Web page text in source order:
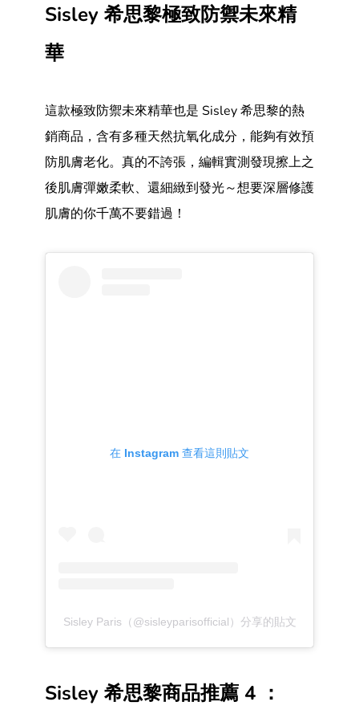
Sisley 希思黎極致防禦未來精
華
這款極致防禦未來精華也是 Sisley 希思黎的熱
銷商品，含有多種天然抗氧化成分，能夠有效預
防肌膚老化。真的不誇張，編輯實測發現擦上之
後肌膚彈嫩柔軟、還細緻到發光～想要深層修護
肌膚的你千萬不要錯過！
在 Instagram 查看這則貼文
Sisley Paris（@sisleyparisofficial）分享的貼文
Sisley 希思黎商品推薦 4 ：